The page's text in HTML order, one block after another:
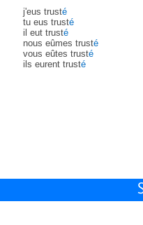
j'eus trusté
tu eus trusté
il eut trusté
nous eûmes trusté
vous eûtes trusté
ils eurent trusté